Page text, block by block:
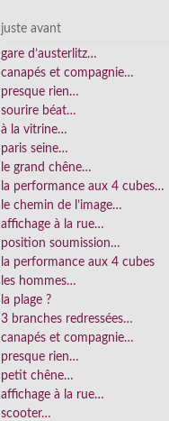
juste avant
gare d’austerlitz…
canapés et compagnie…
presque rien…
sourire béat…
à la vitrine…
paris seine…
le grand chêne…
la performance aux 4 cubes…
le chemin de l’image…
affichage à la rue…
position soumission…
la performance aux 4 cubes
les hommes…
la plage ?
3 branches redressées…
canapés et compagnie…
presque rien…
petit chêne…
affichage à la rue…
scooter…